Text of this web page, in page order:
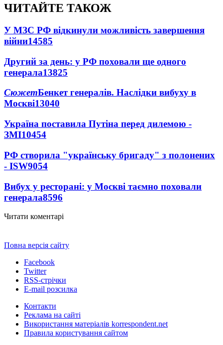
ЧИТАЙТЕ ТАКОЖ
У МЗС РФ відкинули можливість завершення
війни14585
Другий за день: у РФ поховали ще одного
генерала13825
СюжетБенкет генералів. Наслідки вибуху в
Москві13040
Україна поставила Путіна перед дилемою -
ЗМІ10454
РФ створила "українську бригаду" з полонених
- ISW9054
Вибух у ресторані: у Москві таємно поховали
генерала8596
Читати коментарі
Повна версія сайту
Facebook
Twitter
RSS-стрічки
E-mail розсилка
Контакти
Реклама на сайті
Використання матеріалів korrespondent.net
Правила користування сайтом